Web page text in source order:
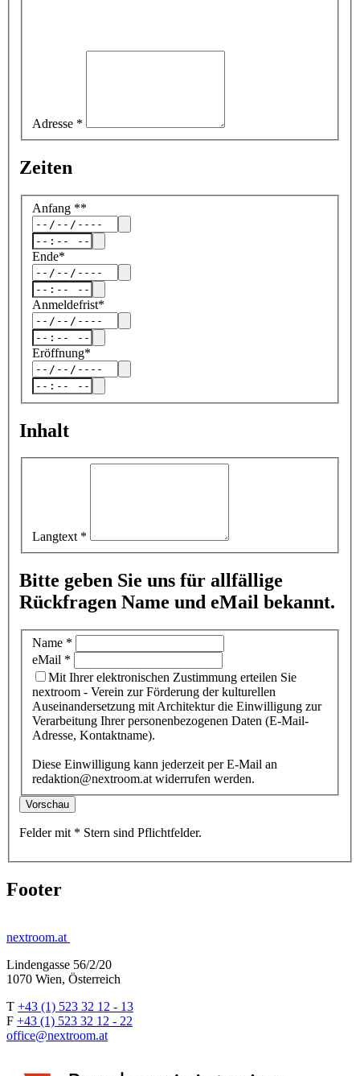
Adresse *
Zeiten
Anfang **
Ende*
Anmeldefrist*
Eröffnung*
Inhalt
Langtext *
Bitte geben Sie uns für allfällige
Rückfragen Name und eMail bekannt.
Name *
eMail *
Mit Ihrer elektronischen Zustimmung erteilen Sie
nextroom - Verein zur Förderung der kulturellen
Auseinandersetzung mit Architektur die Einwilligung zur
Verarbeitung Ihrer personenbezogenen Daten (E-Mail-
Adresse, Kontaktname).
Diese Einwilligung kann jederzeit per E-Mail an
redaktion@nextroom.at widerrufen werden.
Vorschau
Felder mit * Stern sind Pflichtfelder.
Footer
nextroom.at
Lindengasse 56/2/20
1070 Wien, Österreich
T +43 (1) 523 32 12 - 13
F +43 (1) 523 32 12 - 22
office@nextroom.at